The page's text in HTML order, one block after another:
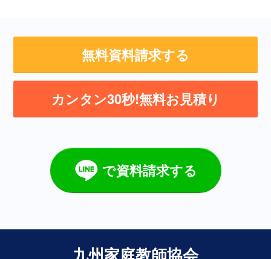
無料資料請求する
カンタン30秒!無料お見積り
で資料請求する
九州家庭教師協会